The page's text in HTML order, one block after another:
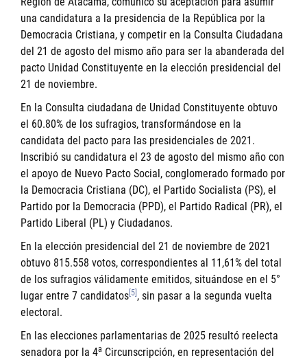
una candidatura a la presidencia de la República por la
Democracia Cristiana, y competir en la Consulta Ciudadana
del 21 de agosto del mismo año para ser la abanderada del
pacto Unidad Constituyente en la elección presidencial del
21 de noviembre.
En la Consulta ciudadana de Unidad Constituyente obtuvo
el 60.80% de los sufragios, transformándose en la
candidata del pacto para las presidenciales de 2021.
Inscribió su candidatura el 23 de agosto del mismo año con
el apoyo de Nuevo Pacto Social, conglomerado formado por
la Democracia Cristiana (DC), el Partido Socialista (PS), el
Partido por la Democracia (PPD), el Partido Radical (PR), el
Partido Liberal (PL) y Ciudadanos.
En la elección presidencial del 21 de noviembre de 2021
obtuvo 815.558 votos, correspondientes al 11,61% del total
de los sufragios válidamente emitidos, situándose en el 5°
lugar entre 7 candidatos [5] , sin pasar a la segunda vuelta
electoral.
En las elecciones parlamentarias de 2025 resultó reelecta
senadora por la 4a Circunscripción, en representación del